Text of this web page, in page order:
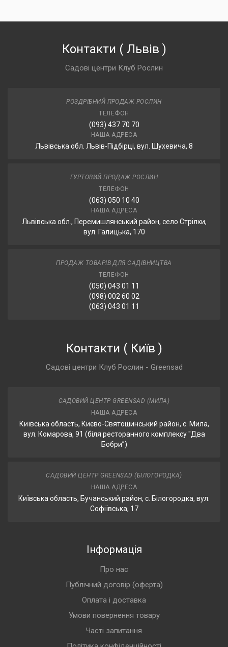
Контакти ( Львів )
Садові центри Клуб Рослин
РОЗДРІБНИЙ ПРОДАЖ РОСЛИН
ТЕЛЕФОН
(093) 437 70 70
НАША АДРЕСА
Львівська обл. Львів-Підбірці, вул. Шухевича, 8
ГУРТОВИЙ ПРОДАЖ РОСЛИН
ТЕЛЕФОН
(063) 050 10 40
НАША АДРЕСА
Львівська обл., Перемишлянський район, село Стрілки,
вул. Галицька, 170
ПРОДАЖ ТОВАРІВ ДЛЯ САДІВНИЦТВА
ТЕЛЕФОН
(050) 043 01 11
(098) 002 60 02
(063) 043 01 11
Контакти ( Київ )
Садові центри Клуб Рослин - Greensad
САДОВИЙ ЦЕНТР GREENSAD (МИЛА)
НАША АДРЕСА
Київська область, Києво-Святошинський район, с. Мила,
вул. Комарова, 91 (біля ресторанного комплексу "Два
Бобри”)
САДОВИЙ ЦЕНТР GREENSAD (БІЛОГОРОДКА)
НАША АДРЕСА
Київська область, Бучанський район, с. Білогородка, вул.
Софіївська, 17
Інформація
Про нас
Публічний договір (оферта)
Оплата і доставка
Умови повернення товару
Часті запитання